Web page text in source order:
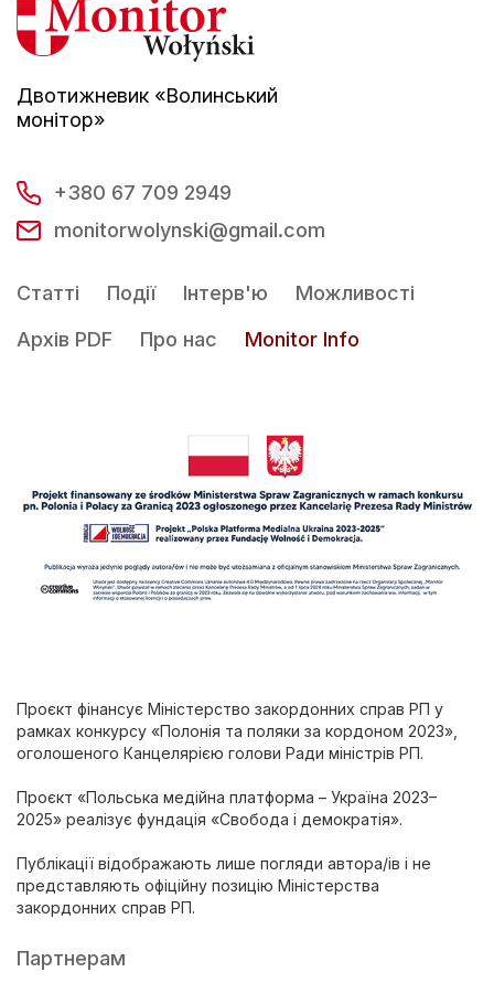
Двотижневик «Волинський
монітор»
+380 67 709 2949
monitorwolynski@gmail.com
Статті Події Інтерв'ю
Можливості
Архів PDF
Про нас Monitor Info
Проєкт фінансує Міністерство закордонних справ РП у
рамках конкурсу «Полонія та поляки за кордоном 2023»,
оголошеного Канцелярією голови Ради міністрів РП.
Проєкт «Польська медійна платформа – Україна 2023–
2025» реалізує фундація «Свобода і демократія».
Публікації відображають лише погляди автора/ів і не
представляють офіційну позицію Міністерства
закордонних справ РП.
Партнерам